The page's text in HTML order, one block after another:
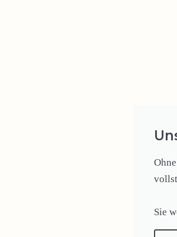
Sie